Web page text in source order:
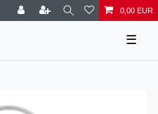
0,00 EUR
☰